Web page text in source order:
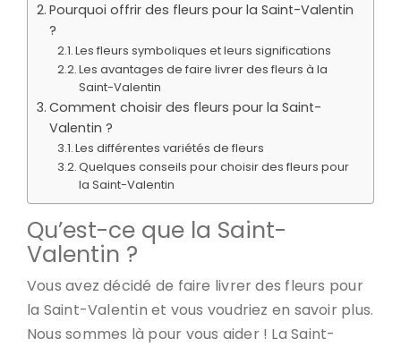
Pourquoi offrir des fleurs pour la Saint-Valentin
?
Les fleurs symboliques et leurs significations
Les avantages de faire livrer des fleurs à la
Saint-Valentin
Comment choisir des fleurs pour la Saint-
Valentin ?
Les différentes variétés de fleurs
Quelques conseils pour choisir des fleurs pour
la Saint-Valentin
Qu’est-ce que la Saint-
Valentin ?
Vous avez décidé de faire livrer des fleurs pour
la Saint-Valentin et vous voudriez en savoir plus.
Nous sommes là pour vous aider ! La Saint-